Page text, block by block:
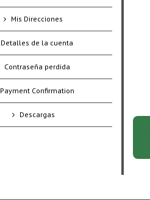
Mis Direcciones
Detalles de la cuenta
Contraseña perdida
Payment Confirmation
Descargas